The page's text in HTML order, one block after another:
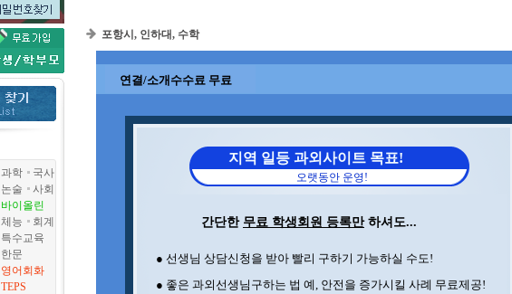
과학
국사
논술
사회
바이올린
체능
회계
특수교육
한문
영어회화
TEPS
이** 부경대 , 전** 포항공과대
권** 포항공과대 , 차** 포항공과대
이** 서강대 , 김** 포항공과대
신** 포항공과대 , 정** 포항공과대
문** 포항공과대 , 김** 세멜바이스대
김** 포항공과대 , 김** 포항공과대
권** 포항공과대 , 차** 포항공과대
포항시, 인하대, 수학
연결/소개수수료 무료
지역 일등 과외사이트 목표!
오랫동안 운영!
간단한 무료 학생회원 등록만하셔도...
● 선생님 상담신청을 받아 빨리 구하기 가능하실 수도!
● 좋은 과외선생님구하는 법 예, 안전을 증가시킬 사례 무료제공!